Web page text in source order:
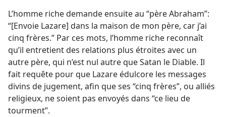
L’homme riche demande ensuite au “père Abraham”:
“[Envoie Lazare] dans la maison de mon père, car j’ai
cinq frères.” Par ces mots, l’homme riche reconnaît
qu’il entretient des relations plus étroites avec un
autre père, qui n’est nul autre que Satan le Diable. Il
fait requête pour que Lazare édulcore les messages
divins de jugement, afin que ses “cinq frères”, ou alliés
religieux, ne soient pas envoyés dans “ce lieu de
tourment”.